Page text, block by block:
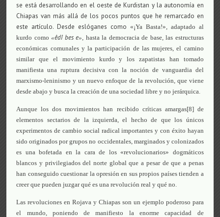
se está desarrollando en el oeste de Kurdistan y la autonomía en
Chiapas van más allá de los pocos puntos que he remarcado en
este artículo. Desde eslóganes como «¡Ya Basta!», adaptado al
kurdo como«êdî bes e» , hasta la democracia de base, las estructuras
económicas comunales y la participación de las mujeres, el camino
similar que el movimiento kurdo y los zapatistas han tomado
manifiesta una ruptura decisiva con la noción de vanguardia del
marxismo-leninismo y un nuevo enfoque de la revolución, que viene
desde abajo y busca la creación de una sociedad libre y no jerárquica.
Aunque los dos movimientos han recibido críticas amargas[8] de
elementos sectarios de la izquierda, el hecho de que los únicos
experimentos de cambio social radical importantes y con éxito hayan
sido originados por grupos no occidentales, marginados y colonizados
es una bofetada en la cara de los «revolucionarios» dogmáticos
blancos y privilegiados del norte global que a pesar de que a penas
han conseguido cuestionar la opresión en sus propios países tienden a
creer que pueden juzgar qué es una revolución real y qué no.
Las revoluciones en Rojava y Chiapas son un ejemplo poderoso para
el mundo, poniendo de manifiesto la enorme capacidad de